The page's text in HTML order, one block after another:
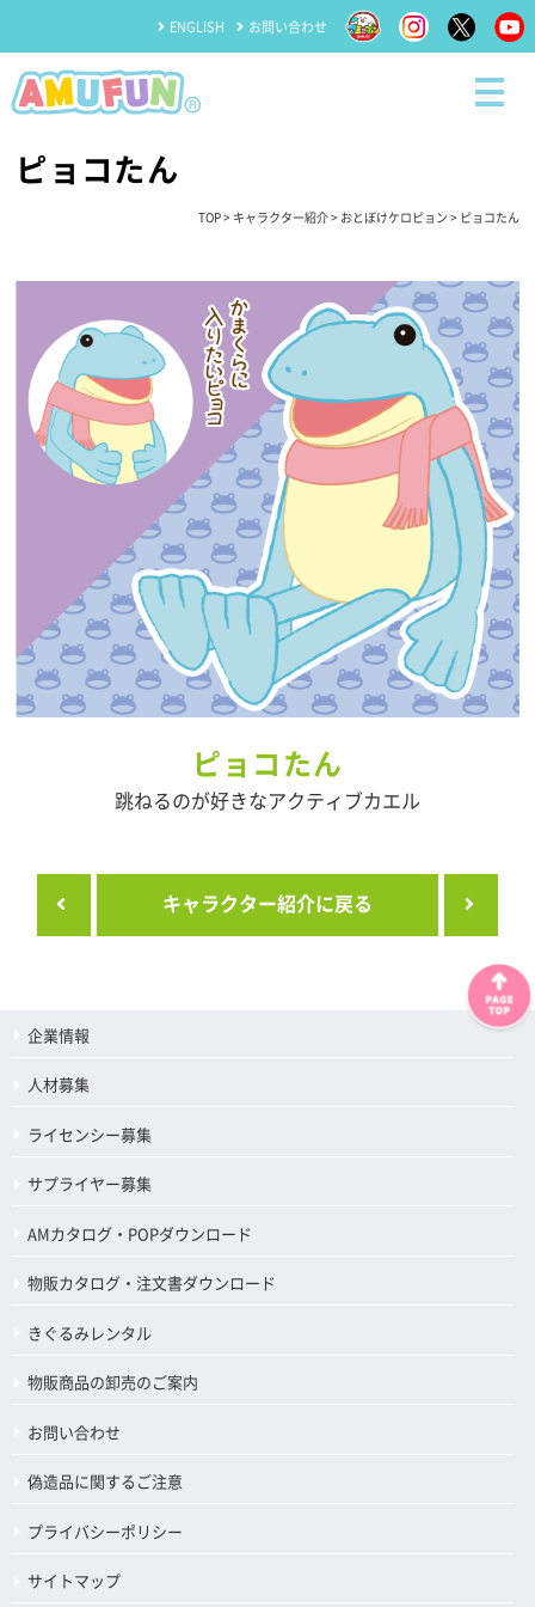
ENGLISH お問い合わせ
ピョコたん
TOP> キャラクター紹介> おとぼけケロピョン > ピョコたん
ピョコたん
跳ねるのが好きなアクティブカエル
キャラクター紹介に戻る
企業情報
人材募集
ライセンシー募集
サプライヤー募集
AMカタログ・POPダウンロード
物販カタログ・注文書ダウンロード
きぐるみレンタル
物販商品の卸売のご案内
お問い合わせ
偽造品に関するご注意
プライバシーポリシー
サイトマップ